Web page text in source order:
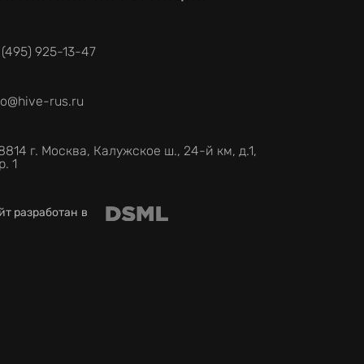
(495) 925-13-47
rus.ru
г. Москва, Калужское ш., 24-й км, д.1,
1
разработан в